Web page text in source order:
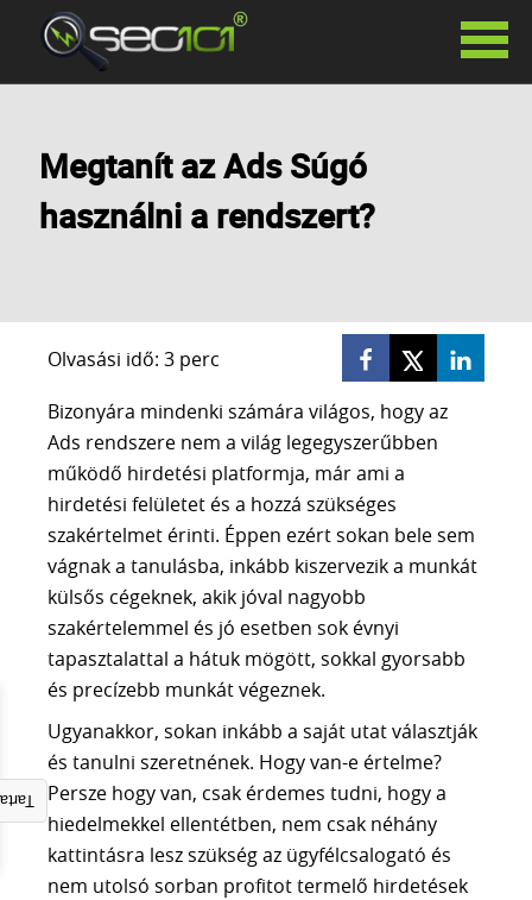
KERESŐOPTIMALIZÁLÁS
HAVIDÍJAS KERESŐOPTIMALIZÁLÁS
SIKERDÍJAS KERESŐOPTIMALIZÁLÁS
LINKÉPÍTÉS
GOOGLE ADS
SZÖVEGÍRÁS
WEBOLDAL KÉSZÍTÉS
WHITE LABEL SEO
AI VIDEÓ KÉSZÍTÉS
AI KERESÉSI LÁTHATÓSÁG ELEMZÉS
SEO ÜGYNÖKSÉG
Tudástár
MI A SEO
SZEMANTIKUS SEO
TOPICAL AUTHORITY
GOOGLE ALGORITMUSOK
Megtanít az Ads Súgó
használni a rendszert?
Olvasási idő: 3 perc
Bizonyára mindenki számára világos, hogy az
Ads rendszere nem a világ legegyszerűbben
működő hirdetési platformja, már ami a
hirdetési felületet és a hozzá szükséges
szakértelmet érinti. Éppen ezért sokan bele sem
vágnak a tanulásba, inkább kiszervezik a munkát
külsős cégeknek, akik jóval nagyobb
szakértelemmel és jó esetben sok évnyi
tapasztalattal a hátuk mögött, sokkal gyorsabb
és precízebb munkát végeznek.
Ugyanakkor, sokan inkább a saját utat választják
és tanulni szeretnének. Hogy van-e értelme?
Persze hogy van, csak érdemes tudni, hogy a
hiedelmekkel ellentétben, nem csak néhány
kattintásra lesz szükség az ügyfélcsalogató és
nem utolsó sorban profitot termelő hirdetések